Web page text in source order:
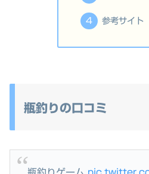
参考サイト
瓶釣りの口コミ
瓶釣りゲーム